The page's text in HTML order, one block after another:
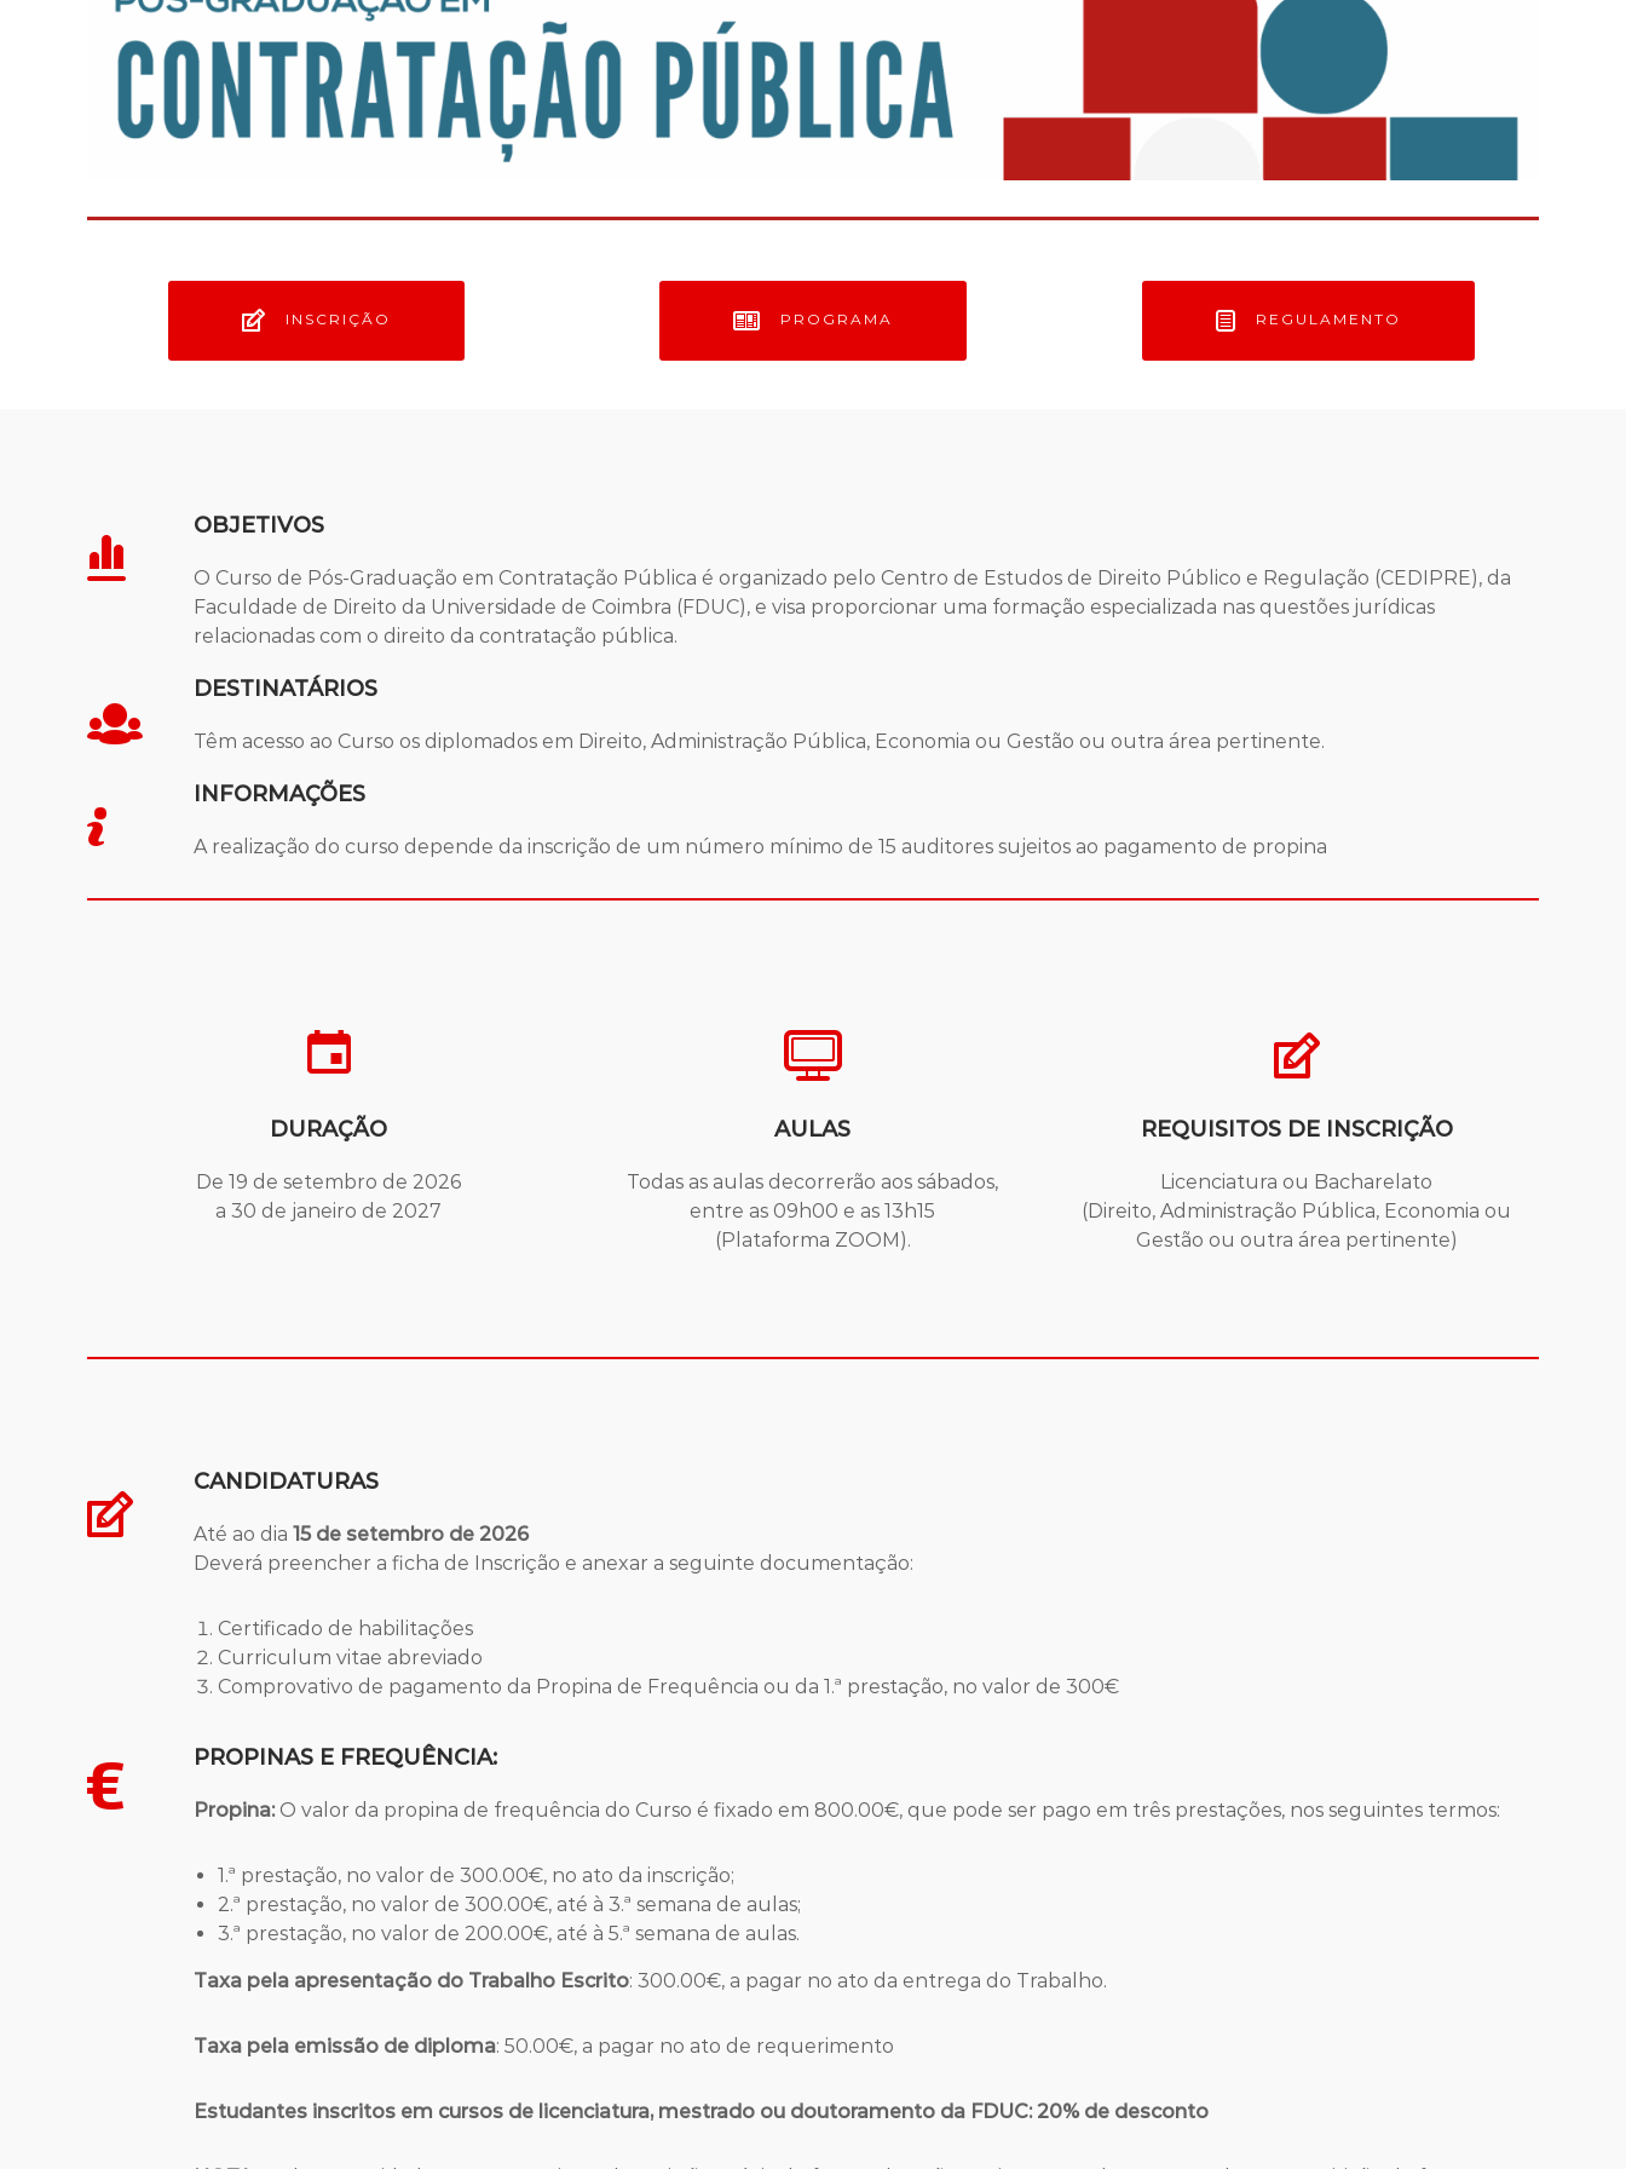
INSCRIÇÃO PROGRAMA REGULAMENTO
OBJETIVOS
O Curso de Pós-Graduação em Contratação Pública é organizado pelo Centro de Estudos de Direito Público e Regulação (CEDIPRE), da
Faculdade de Direito da Universidade de Coimbra (FDUC), e visa proporcionar uma formação especializada nas questões jurídicas
relacionadas com o direito da contratação pública.
DESTINATÁRIOS
Têm acesso ao Curso os diplomados em Direito, Administração Pública, Economia ou Gestão ou outra área pertinente.
INFORMAÇÕES
A realização do curso depende da inscrição de um número mínimo de 15 auditores sujeitos ao pagamento de propina
DURAÇÃO
De 19 de setembro de 2026
a 30 de janeiro de 2027
AULAS
Todas as aulas decorrerão aos sábados,
entre as 09h00 e as 13h15
(Plataforma ZOOM).
REQUISITOS DE INSCRIÇÃO
Licenciatura ou Bacharelato
(Direito, Administração Pública, Economia ou
Gestão ou outra área pertinente)
CANDIDATURAS
Até ao dia 15 de setembro de 2026
Deverá preencher a ficha de Inscrição e anexar a seguinte documentação:
Certificado de habilitações
Curriculum vitae abreviado
Comprovativo de pagamento da Propina de Frequência ou da 1.ª prestação, no valor de 300€
PROPINAS E FREQUÊNCIA:
Propina:O valor da propina de frequência do Curso é fixado em 800.00€, que pode ser pago em três prestações, nos seguintes termos:
1.ª prestação, no valor de 300.00€, no ato da inscrição;
2.ª prestação, no valor de 300.00€, até à 3.ª semana de aulas;
3.ª prestação, no valor de 200.00€, até à 5.ª semana de aulas.
Taxa pela apresentação do Trabalho Escrito: 300.00€, a pagar no ato da entrega do Trabalho.
Taxa pela emissão de diploma: 50.00€, a pagar no ato de requerimento
Estudantes inscritos em cursos de licenciatura, mestrado ou doutoramento da FDUC: 20% de desconto